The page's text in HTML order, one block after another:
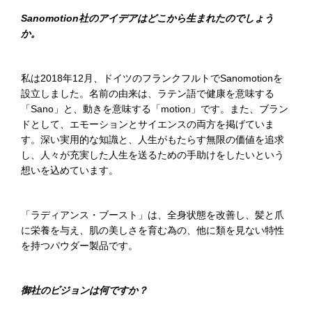
Sanomotion社のアイデアはどこから生まれたのでしょう
か。
私は2018年12月、ドイツのフランクフルトでSanomotionを
設立しました。名前の由来は、ラテン語で健康を意味する
「Sano」と、動きを意味する「motion」です。また、ブラン
ドとして、エモーションとサイエンスの両方を掲げていま
す。深い実用的な知識と、人生がもたらす無限の価値を追求
し、人々が充実した人生を送るための手助けをしたいという
想いを込めています。
「ラディアンス・ブースト」は、全身状態を改善し、髪と爪
に栄養を与え、肌の美しさを育む為の、他に類を見ない特性
を持つパウダー製品です。
御社のビジョンは何ですか？